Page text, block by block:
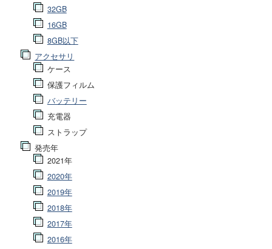
32GB
16GB
8GB以下
アクセサリ
ケース
保護フィルム
バッテリー
充電器
ストラップ
発売年
2021年
2020年
2019年
2018年
2017年
2016年